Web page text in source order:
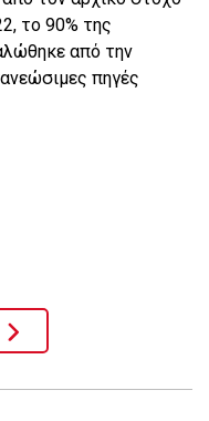
το 90% της
από την
πηγές